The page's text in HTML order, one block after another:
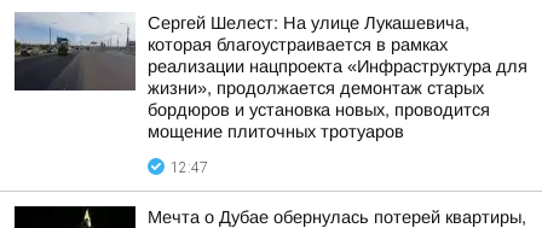
Сергей Шелест: На улице Лукашевича,
которая благоустраивается в рамках
реализации нацпроекта «Инфраструктура для
жизни», продолжается демонтаж старых
бордюров и установка новых, проводится
мощение плиточных тротуаров
12:47
Мечта о Дубае обернулась потерей квартиры,